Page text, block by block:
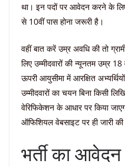
था। इन पदों पर आवेदन करने के लिए
से 10वीं पास होना जरूरी है।
वहीं बात करें उम्र अवधि की तो
लिए उम्मीदवारों की न्यूनतम उम्र
ऊपरी आयुसीमा में आरक्षित
उम्मीदवारों का चयन बिना किसी
वेरिफिकेशन के आधार पर किया
ऑफिशियल वेबसाइट पर ही जारी की
भर्ती का